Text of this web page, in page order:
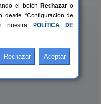
el botón Rechazar o
desde “Configuración de
nuestra
POLÍTICA DE